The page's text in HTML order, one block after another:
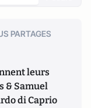
PARTAGES
leurs
& Samuel
di Caprio